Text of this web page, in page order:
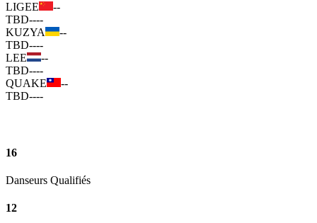
LIGEE
--
TBD----
KUZYA
--
TBD----
LEE
--
TBD----
QUAKE
--
TBD----
16
Danseurs Qualifiés
12